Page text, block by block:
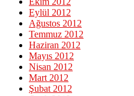
Eylül 2012
Ağustos 2012
Temmuz 2012
Haziran 2012
Mayıs 2012
Nisan 2012
Mart 2012
Şubat 2012